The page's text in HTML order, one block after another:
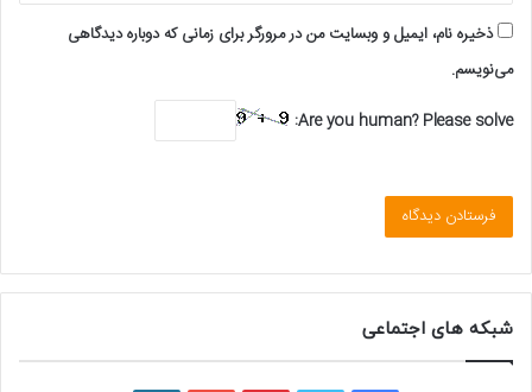
ذخیره نام، ایمیل و وبسایت من در مرورگر برای زمانی که دوباره دیدگاهی
می‌نویسم.
Are you human? Please solve:
شبکه های اجتماعی